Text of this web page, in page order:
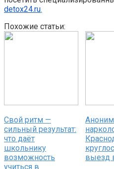
detox24.ru.
Похожие статьи:
Свой ритм —
сильный результат:
что даёт
школьнику
возможность
учиться в
выезд